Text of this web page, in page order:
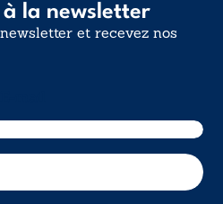
la newsletter
et recevez nos